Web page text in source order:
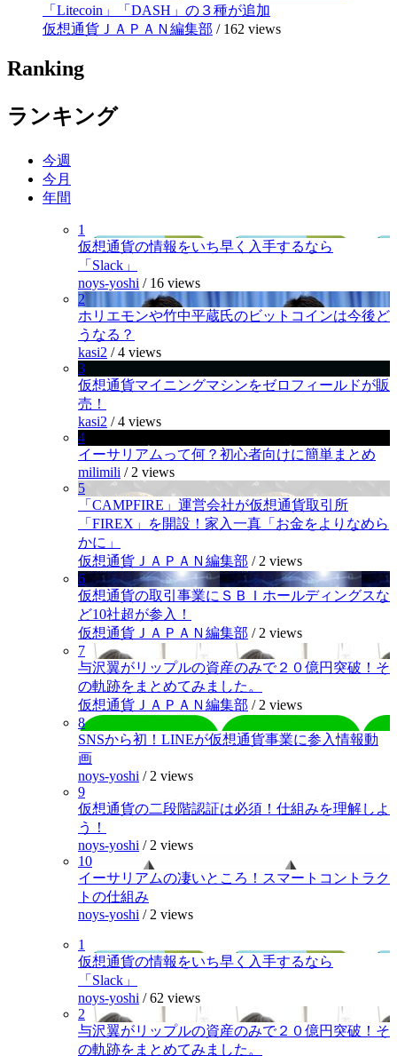
「Litecoin」「DASH」の３種が追加
仮想通貨ＪＡＰＡＮ編集部 / 162 views
Ranking
ランキング
今週
今月
年間
1
仮想通貨の情報をいち早く入手するなら
「Slack」
noys-yoshi / 16 views
2
ホリエモンや竹中平蔵氏のビットコインは今後ど
うなる？
kasi2 /4 views
3
仮想通貨マイニングマシンをゼロフィールドが販
売！
kasi2 /4 views
4
イーサリアムって何？初心者向けに簡単まとめ
milimili / 2 views
5
「CAMPFIRE」運営会社が仮想通貨取引所
「FIREX」を開設！家入一真「お金をよりなめら
かに」
仮想通貨ＪＡＰＡＮ編集部 / 2 views
6
仮想通貨の取引事業にＳＢＩホールディングスな
ど10社超が参入！
仮想通貨ＪＡＰＡＮ編集部 / 2 views
7
与沢翼がリップルの資産のみで２０億円突破！そ
の軌跡をまとめてみました。
仮想通貨ＪＡＰＡＮ編集部 / 2 views
8
SNSから初！LINEが仮想通貨事業に参入情報動
画
noys-yoshi / 2 views
9
仮想通貨の二段階認証は必須！仕組みを理解しよ
う！
noys-yoshi / 2 views
10
イーサリアムの凄いところ！スマートコントラク
トの仕組み
noys-yoshi / 2 views
1
仮想通貨の情報をいち早く入手するなら
「Slack」
noys-yoshi /62 views
2
与沢翼がリップルの資産のみで２０億円突破！そ
の軌跡をまとめてみました。